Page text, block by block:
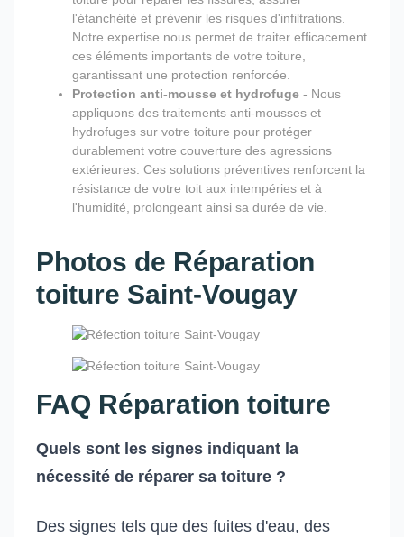
l'étanchéité et prévenir les risques d'infiltrations.
Notre expertise nous permet de traiter efficacement
ces éléments importants de votre toiture,
garantissant une protection renforcée.
Protection anti-mousse et hydrofuge - Nous
appliquons des traitements anti-mousses et
hydrofuges sur votre toiture pour protéger
durablement votre couverture des agressions
extérieures. Ces solutions préventives renforcent la
résistance de votre toit aux intempéries et à
l'humidité, prolongeant ainsi sa durée de vie.
Photos de Réparation
toiture Saint-Vougay
FAQ Réparation toiture
Quels sont les signes indiquant la
nécessité de réparer sa toiture ?
Des signes tels que des fuites d'eau, des